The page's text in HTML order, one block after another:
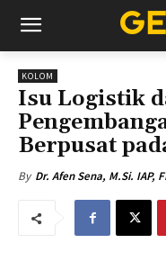
KOLOM
Isu Logistik
Berpusat
By Dr. Afen Sena, M.Si. IAP,